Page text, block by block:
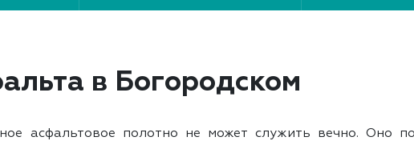
в Богородском
асфальтовое полотно не может служить вечно. Оно